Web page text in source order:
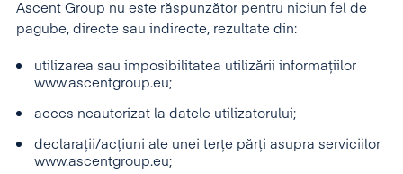
Ascent Group nu este răspunzător pentru niciun fel de
pagube, directe sau indirecte, rezultate din:
utilizarea sau imposibilitatea utilizării informațiilor
www.ascentgroup.eu;
acces neautorizat la datele utilizatorului;
declarații/acțiuni ale unei terțe părți asupra serviciilor
www.ascentgroup.eu;